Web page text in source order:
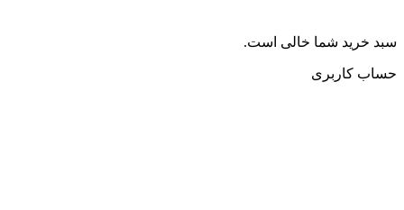
سبد خرید شما خالی است.
حساب کاربری